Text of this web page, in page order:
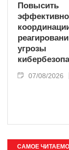
Повысить
угрозы
07/08/2026
САМОЕ